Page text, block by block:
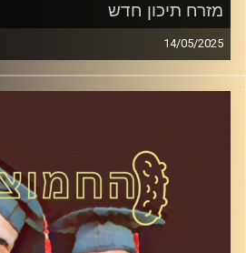
מזרח תיכון חדש
14/05/2025
המערכת הפוליטית על ספת
דוד ופרופסור גלעד הירשברגר
קרדיט תמונות:AudioVersity